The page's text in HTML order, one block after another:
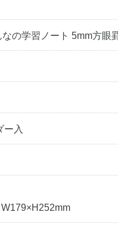
の学習ノート 5mm方眼
ー入